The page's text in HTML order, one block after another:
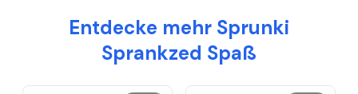
Entdecke mehr Sprunki
Sprankzed Spaß